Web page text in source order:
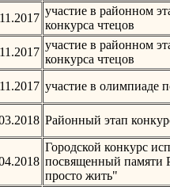
участие в районном
конкурса чтецов
участие в районном
конкурса чтецов
участие в олимпиаде
Районный этап
Городской конкурс
посвященный памяти
просто жить"